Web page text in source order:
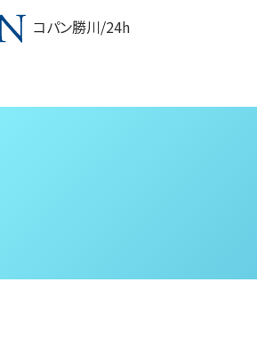
コパン勝川/24h